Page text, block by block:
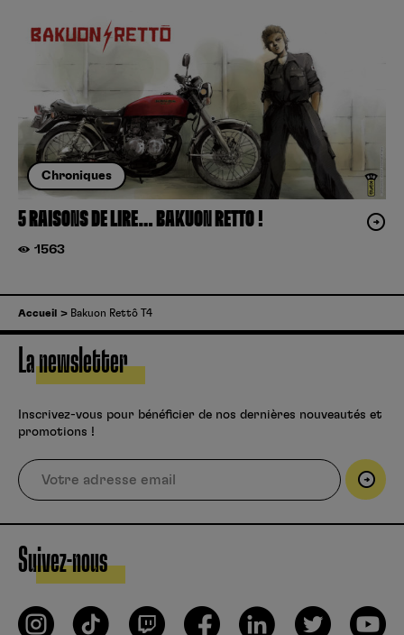
Chroniques
5 RAISONS DE LIRE… BAKUON RETTO !
1563
Accueil Bakuon Rettô T4
La newsletter
Inscrivez-vous pour bénéficier de nos dernières nouveautés et
promotions !
Suivez-nous